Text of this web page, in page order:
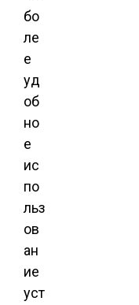
бо
ле
е
уд
об
но
е
ис
по
льз
ов
ан
ие
уст